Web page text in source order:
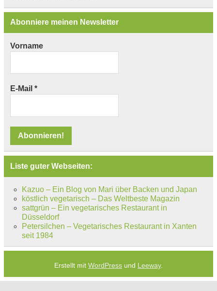
Abonniere meinen Newsletter
Vorname
E-Mail *
Liste guter Webseiten:
Kazuo – Ein Blog von Mari über Backen und Japan
köstlich vegetarisch – Das Weltbeste Magazin
sattgrün – Ein vegetarisches Restaurant in
Düsseldorf
Petersilchen – Vegetarisches Restaurant in Xanten
seit 1984
Erstellt mit WordPress und Leeway.